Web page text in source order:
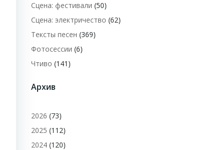
Сцена: фестивали (50)
Сцена: электричество (62)
Тексты песен (369)
Фотосессии (6)
Чтиво (141)
Архив
2026 (73)
2025 (112)
2024 (120)